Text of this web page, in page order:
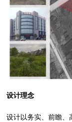
设计理念
设计以务实、前瞻、